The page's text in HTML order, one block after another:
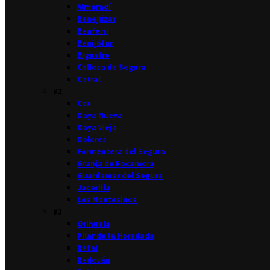
Almoradí
Benejúzar
Benferri
Benijófar
Bigastro
Callosa de Segura
Catral
Cox
Daya Nueva
Daya Vieja
Dolores
Formentera del Segura
Granja de Rocamora
Guardamar del Segura
Jacarilla
Los Montesinos
Orihuela
Pilar de la Horadada
Rafal
Redován